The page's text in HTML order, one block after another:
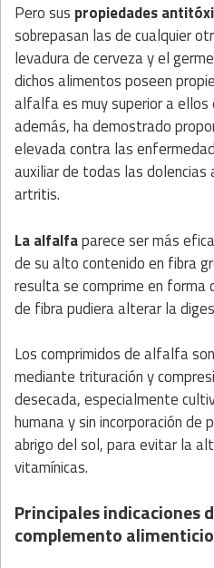
Pero sus propiedades
sobrepasan las de cualquier
levadura de cerveza y el
dichos alimentos poseen
alfalfa es muy superior a
además, ha demostrado
elevada contra las
auxiliar de todas las dolencias
artritis.
La alfalfaparece ser más
de su alto contenido en fibra
resulta se comprime en
de fibra pudiera alterar la
Los comprimidos de alfalfa
mediante trituración y
desecada, especialmente
humana y sin incorporación de
abrigo del sol, para evitar la
vitamínicas.
Principales indicaciones
complemento alimenticio